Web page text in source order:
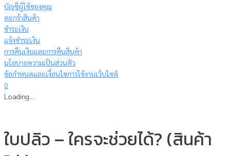
บัญชีผู้ใช้ของคุณ
ตะกร้าสินค้า
ชำระเงิน
แจ้งชำระเงิน
การคืนเงินและการคืนสินค้า
นโยบายความเป็นส่วนตัว
ข้อกำหนดและเงื่อนไขการใช้งานเว็บไซต์
0
Loading...
ใบปลิว – ใครจะช่วยได้? (สินค้า